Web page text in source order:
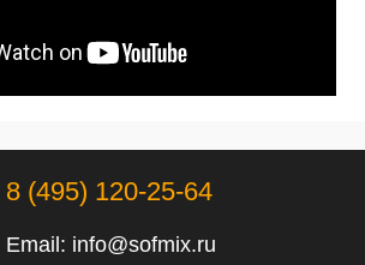
8 (495) 120-25-64
Email: info@sofmix.ru